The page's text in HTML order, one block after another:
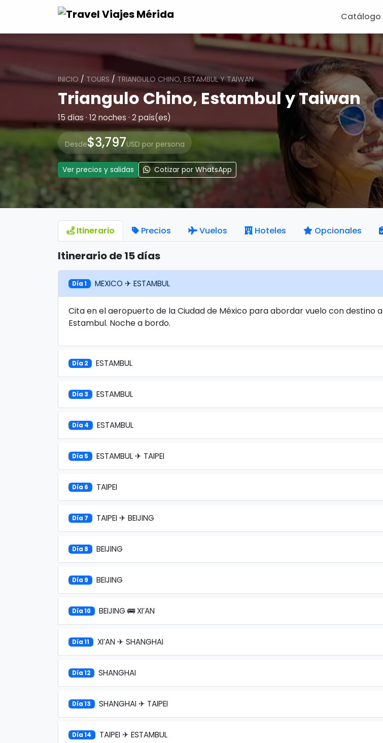
Catálogo
INICIO / TOURS / TRIANGULO CHINO, ESTAMBUL Y TAIWAN
Triangulo Chino, Estambul y Taiwan
15 días · 12 noches · 2 país(es)
Desde$3,797USD por persona
Ver precios y salidas Cotizar por WhatsApp
Itinerario Precios Vuelos Hoteles Opcionales
Itinerario de 15 días
Día 1 MEXICO ✈ ESTAMBUL
Cita en el aeropuerto de la Ciudad de México para abordar vuelo con destino a
Estambul. Noche a bordo.
Día 2 ESTAMBUL
Día 3 ESTAMBUL
Día 4 ESTAMBUL
Día 5 ESTAMBUL ✈ TAIPEI
Día 6 TAIPEI
Día 7 TAIPEI ✈ BEIJING
Día 8 BEIJING
Día 9 BEIJING
Día 10 BEIJING 🚌 XI’AN
Día 11 XI’AN ✈ SHANGHAI
Día 12 SHANGHAI
Día 13 SHANGHAI ✈ TAIPEI
Día 14 TAIPEI ✈ ESTAMBUL